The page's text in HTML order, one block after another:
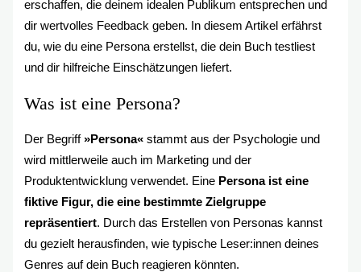
erschaffen, die deinem idealen Publikum entsprechen und
dir wertvolles Feedback geben. In diesem Artikel erfährst
du, wie du eine Persona erstellst, die dein Buch testliest
und dir hilfreiche Einschätzungen liefert.
Was ist eine Persona?
Der Begriff»Persona« stammt aus der Psychologie und
wird mittlerweile auch im Marketing und der
Produktentwicklung verwendet. Eine Persona ist eine
fiktive Figur, die eine bestimmte Zielgruppe
repräsentiert. Durch das Erstellen von Personas kannst
du gezielt herausfinden, wie typische Leser:innen deines
Genres auf dein Buch reagieren könnten.